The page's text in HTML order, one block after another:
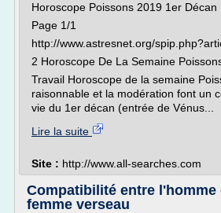
Horoscope Poissons 2019 1er Décan
Page 1/1
http://www.astresnet.org/
2 Horoscope De La Semaine
Travail Horoscope de la semaine
raisonnable et la modération font un
vie du 1er décan (entrée de Vénus...
Lire la suite
Site : http://www.all-searches.com
Compatibilité entre
femme verseau